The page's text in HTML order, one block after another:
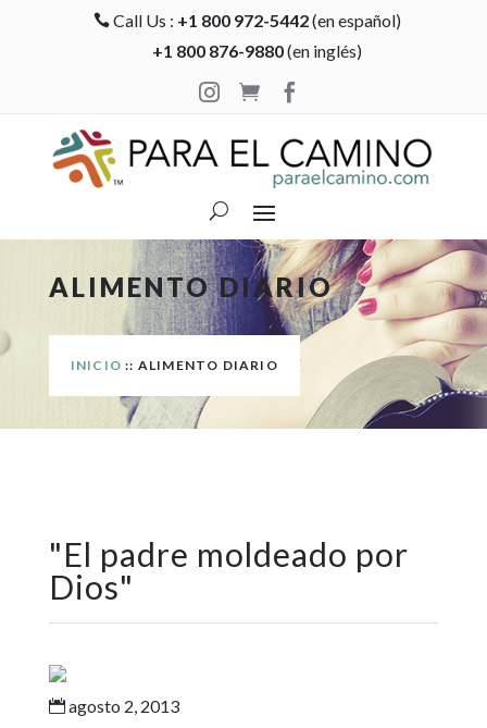
 Call Us : +1 800 972-5442(en español)
+1 800 876-9880(en inglés)

 
ALIMENTO DIARIO
INICIO :: ALIMENTO DIARIO
"El padre moldeado por
Dios"
agosto 2, 2013